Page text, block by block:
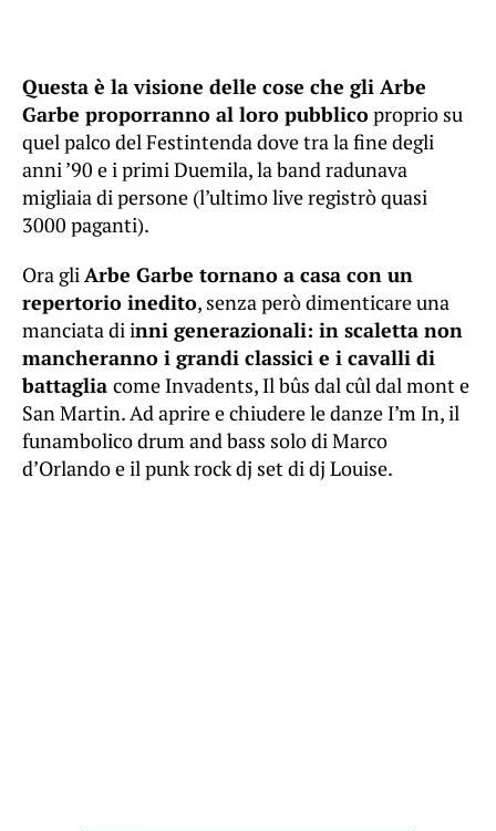
Questa è la visione delle cose che gli Arbe
Garbe proporranno al loro pubblicoproprio su
quel palco del Festintenda dove tra la fine degli
anni ’90 e i primi Duemila, la band radunava
migliaia di persone (l’ultimo live registrò quasi
3000 paganti).
Ora gliArbe Garbe tornano a casa con un
repertorio inedito, senza però dimenticare una
manciata di inni generazionali: in scaletta non
mancheranno i grandi classici e i cavalli di
battaglia come Invadents, Il bûs dal cûl dal mont e
San Martin. Ad aprire e chiudere le danze I’m In, il
funambolico drum and bass solo di Marco
d’Orlando e il punk rock dj set di dj Louise.